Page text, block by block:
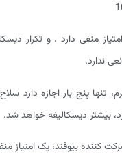
منفی دارد . و تکرار
ندارد.
تنها پنج بار اجازه دارد
بیشتر دیسکالیفه خواهد شد.
کننده بیوفتد، یک امتیاز